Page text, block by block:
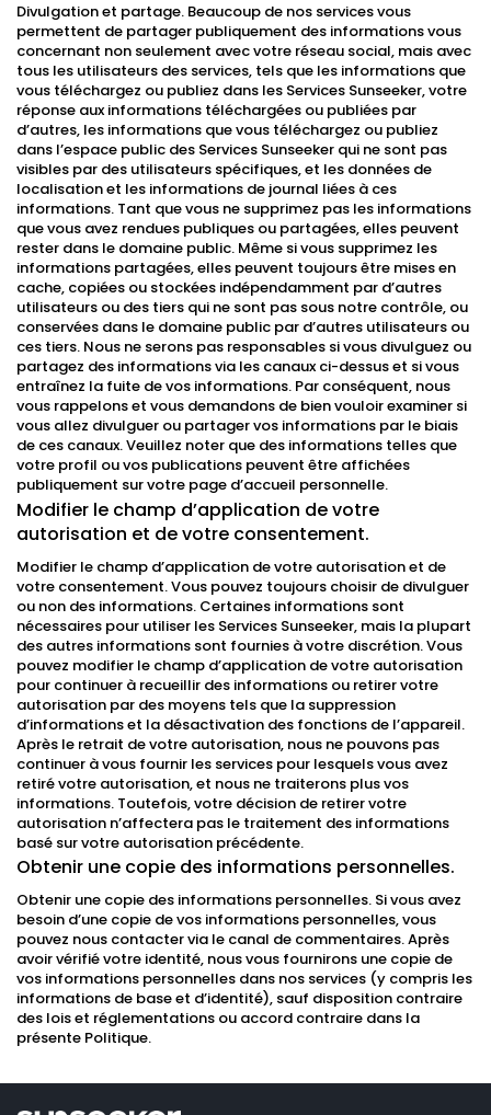
Divulgation et partage. Beaucoup de nos services vous
permettent de partager publiquement des informations vous
concernant non seulement avec votre réseau social, mais avec
tous les utilisateurs des services, tels que les informations que
vous téléchargez ou publiez dans les Services Sunseeker, votre
réponse aux informations téléchargées ou publiées par
d’autres, les informations que vous téléchargez ou publiez
dans l’espace public des Services Sunseeker qui ne sont pas
visibles par des utilisateurs spécifiques, et les données de
localisation et les informations de journal liées à ces
informations. Tant que vous ne supprimez pas les informations
que vous avez rendues publiques ou partagées, elles peuvent
rester dans le domaine public. Même si vous supprimez les
informations partagées, elles peuvent toujours être mises en
cache, copiées ou stockées indépendamment par d’autres
utilisateurs ou des tiers qui ne sont pas sous notre contrôle, ou
conservées dans le domaine public par d’autres utilisateurs ou
ces tiers. Nous ne serons pas responsables si vous divulguez ou
partagez des informations via les canaux ci-dessus et si vous
entraînez la fuite de vos informations. Par conséquent, nous
vous rappelons et vous demandons de bien vouloir examiner si
vous allez divulguer ou partager vos informations par le biais
de ces canaux. Veuillez noter que des informations telles que
votre profil ou vos publications peuvent être affichées
publiquement sur votre page d’accueil personnelle.
Modifier le champ d’application de votre
autorisation et de votre consentement.
Modifier le champ d’application de votre autorisation et de
votre consentement. Vous pouvez toujours choisir de divulguer
ou non des informations. Certaines informations sont
nécessaires pour utiliser les Services Sunseeker, mais la plupart
des autres informations sont fournies à votre discrétion. Vous
pouvez modifier le champ d’application de votre autorisation
pour continuer à recueillir des informations ou retirer votre
autorisation par des moyens tels que la suppression
d’informations et la désactivation des fonctions de l’appareil.
Après le retrait de votre autorisation, nous ne pouvons pas
continuer à vous fournir les services pour lesquels vous avez
retiré votre autorisation, et nous ne traiterons plus vos
informations. Toutefois, votre décision de retirer votre
autorisation n’affectera pas le traitement des informations
basé sur votre autorisation précédente.
Obtenir une copie des informations personnelles.
Obtenir une copie des informations personnelles. Si vous avez
besoin d’une copie de vos informations personnelles, vous
pouvez nous contacter via le canal de commentaires. Après
avoir vérifié votre identité, nous vous fournirons une copie de
vos informations personnelles dans nos services (y compris les
informations de base et d’identité), sauf disposition contraire
des lois et réglementations ou accord contraire dans la
présente Politique.